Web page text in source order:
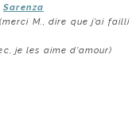
Sarenza
M., dire que j’ai failli
je les aime d’amour)